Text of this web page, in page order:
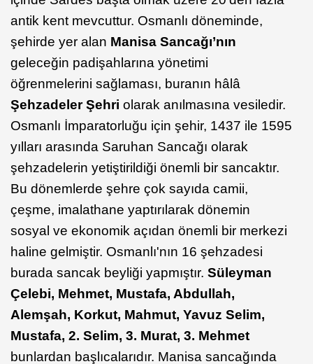
antik kent mevcuttur. Osmanlı döneminde,
şehirde yer alan Manisa Sancağı’nın
geleceğin padişahlarına yönetimi
öğrenmelerini sağlaması, buranın hâlâ
Şehzadeler Şehri olarak anılmasına vesiledir.
Osmanlı İmparatorluğu için şehir, 1437 ile 1595
yılları arasında Saruhan Sancağı olarak
şehzadelerin yetiştirildiği önemli bir sancaktır.
Bu dönemlerde şehre çok sayıda camii,
çeşme, imalathane yaptırılarak dönemin
sosyal ve ekonomik açıdan önemli bir merkezi
haline gelmiştir. Osmanlı'nın 16 şehzadesi
burada sancak beyliği yapmıştır. Süleyman
Çelebi, Mehmet, Mustafa, Abdullah,
Alemşah, Korkut, Mahmut, Yavuz Selim,
Mustafa, 2. Selim, 3. Murat, 3. Mehmet
bunlardan başlıcalarıdır. Manisa sancağında